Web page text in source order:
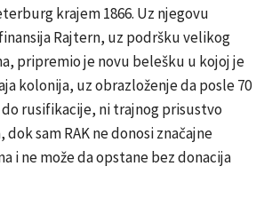
krajem 1866. Uz njegovu
Rajtern, uz podršku velikog
pripremio je novu belešku u kojoj je
kolonija, uz obrazloženje da posle 70
rusifikacije, ni trajnog prisustvo
sam RAK ne donosi značajne
i ne može da opstane bez donacija